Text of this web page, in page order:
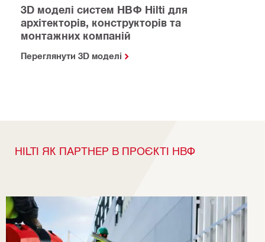
3D моделі систем НВФ Hilti для
архітекторів, конструкторів та
монтажних компаній
Переглянути 3D моделі
HILTI ЯК ПАРТНЕР В ПРОЄКТІ НВФ